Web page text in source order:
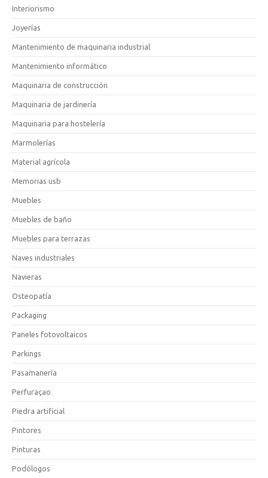
Interiorismo
Joyerías
Mantenimiento de maquinaria industrial
Mantenimiento informático
Maquinaria de construcción
Maquinaria de jardinería
Maquinaria para hostelería
Marmolerías
Material agrícola
Memorias usb
Muebles
Muebles de baño
Muebles para terrazas
Naves industriales
Navieras
Osteopatía
Packaging
Paneles fotovoltaicos
Parkings
Pasamanería
Perfuraçao
Piedra artificial
Pintores
Pinturas
Podólogos